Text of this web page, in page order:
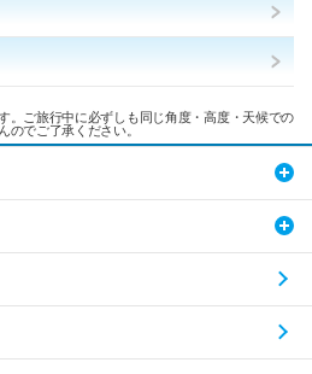
。ご旅行中に必ずしも同じ角度・高度・天候での
のでご了承ください。